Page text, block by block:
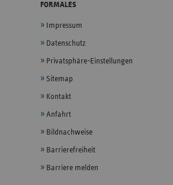
FORMALES
Impressum
Datenschutz
Privatsphäre-Einstellungen
Sitemap
Kontakt
Anfahrt
Bildnachweise
Barrierefreiheit
Barriere melden